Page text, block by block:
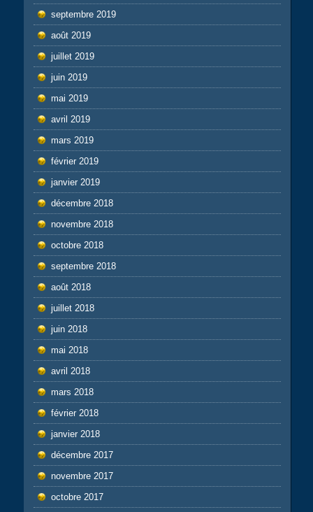
septembre 2019
août 2019
juillet 2019
juin 2019
mai 2019
avril 2019
mars 2019
février 2019
janvier 2019
décembre 2018
novembre 2018
octobre 2018
septembre 2018
août 2018
juillet 2018
juin 2018
mai 2018
avril 2018
mars 2018
février 2018
janvier 2018
décembre 2017
novembre 2017
octobre 2017